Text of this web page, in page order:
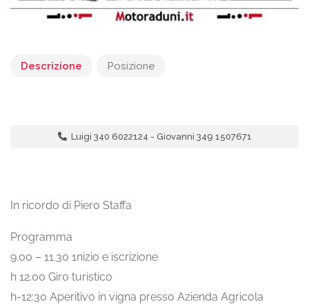
Descrizione Posizione
Luigi 340 6022124 - Giovanni 349 1507671
In ricordo di Piero Staffa
Programma
9.00 – 11.30 1nizio e iscrizione
h 12.00 Giro turistico
h-12:30 Aperitivo in vigna presso Azienda Agricola